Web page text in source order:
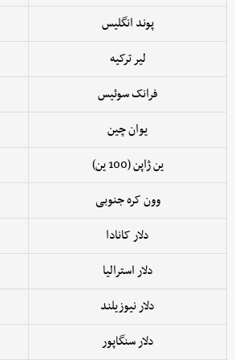
پوند انگلیس
لیر ترکیه
فرانک سوئیس
یوان چین
ین ژاپن (100 ین)
وون کره جنوبی
دلار کانادا
دلار استرالیا
دلار نیوزیلند
دلار سنگاپور